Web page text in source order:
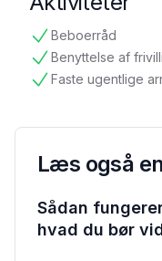
Beboerråd
tilgængelig
Benyttelse af
tilgængelig
Faste ugentlige
tilgængelig
Læs også
Sådan
hvad du bør